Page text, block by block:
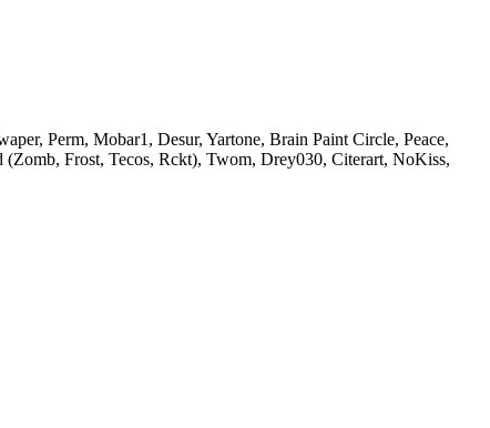
Perm, Mobar1, Desur, Yartone, Brain Paint Circle, Peace,
Frost, Tecos, Rckt), Twom, Drey030, Citerart, NoKiss,